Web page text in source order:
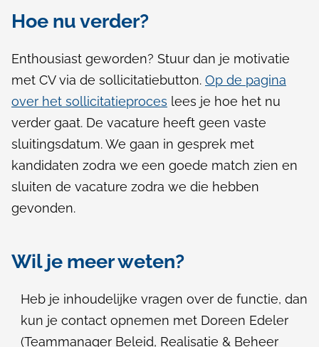
Hoe nu verder?
Enthousiast geworden? Stuur dan je motivatie
met CV via de sollicitatiebutton. Op de pagina
over het sollicitatieproces lees je hoe het nu
verder gaat. De vacature heeft geen vaste
sluitingsdatum.We gaan in gesprek met
kandidaten zodra we een goede match zien en
sluiten de vacature zodra we die hebben
gevonden.
Wil je meer weten?
Heb je inhoudelijke vragen over de functie, dan
kun je contact opnemen met Doreen Edeler
(Teammanager Beleid, Realisatie & Beheer